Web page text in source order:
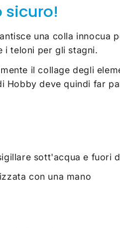
una colla innocua
i teloni per gli stagni.
il collage degli
Hobby deve quindi far
sott'acqua e fuori
con una mano